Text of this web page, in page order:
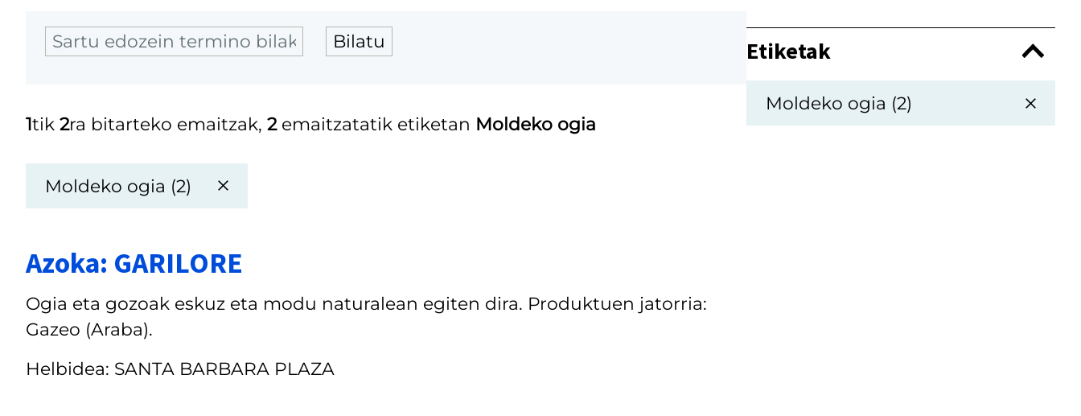
1tik 2ra bitarteko emaitzak, 2emaitzatatik etiketan Moldeko ogia
Moldeko ogia (2)
Azoka: GARILORE
Ogia eta gozoak eskuz eta modu naturalean egiten dira. Produktuen jatorria:
Gazeo (Araba).
Helbidea: SANTA BARBARA PLAZA
Etiketak
Moldeko ogia (2)